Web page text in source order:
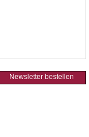
Newsletter bestellen